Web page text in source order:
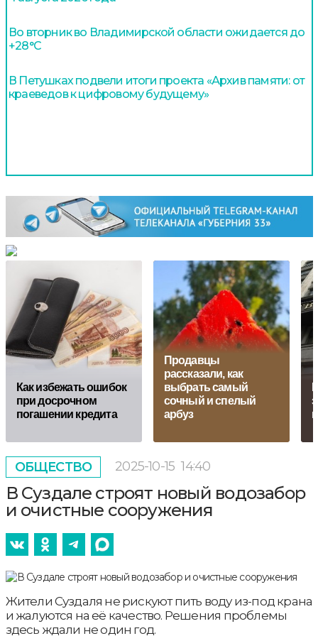
Во вторник во Владимирской области ожидается до
+28°С
В Петушках подвели итоги проекта «Архив памяти: от
краеведов к цифровому будущему»
Кaк избежать ошибок
при досрочном
погашении кредита
Продавцы
рассказали, как
выбрать самый
сочный и спелый
арбуз
ОБЩЕСТВО 2025-10-15 14:40
В Суздале строят новый водозабор
и очистные сооружения
Жители Суздаля не рискуют пить воду из-под крана
и жалуются на её качество. Решения проблемы
здесь ждали не один год.